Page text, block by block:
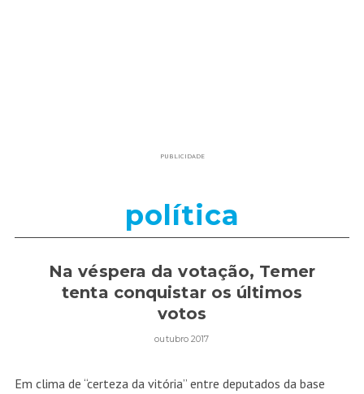
PUBLICIDADE
política
Na véspera da votação, Temer
tenta conquistar os últimos
votos
outubro 2017
Em clima de “certeza da vitória” entre deputados da base